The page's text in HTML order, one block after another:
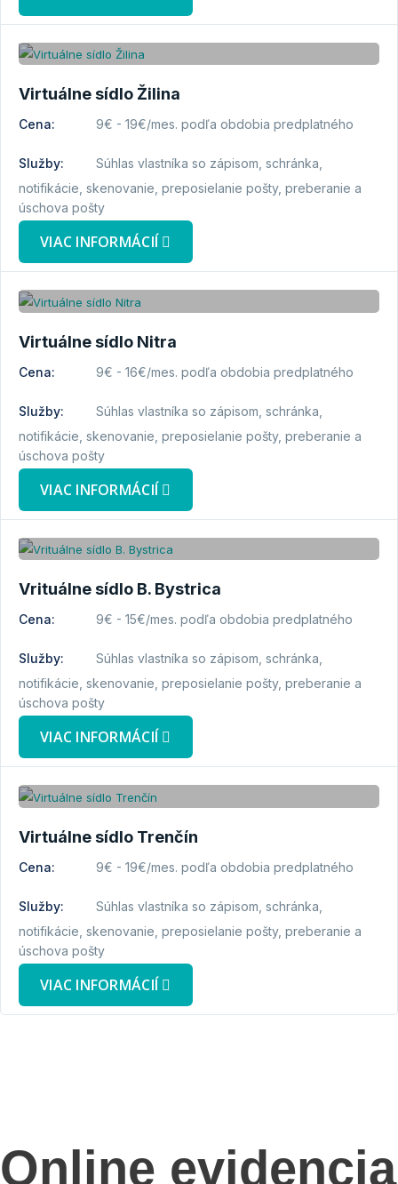
Virtuálne sídlo Žilina
Cena: 9€ - 19€/mes. podľa obdobia predplatného
Služby:
Súhlas vlastníka so zápisom, schránka,
notifikácie, skenovanie, preposielanie pošty, preberanie a
úschova pošty
VIAC INFORMÁCIÍ
Virtuálne sídlo Nitra
Cena: 9€ - 16€/mes. podľa obdobia predplatného
Služby:
Súhlas vlastníka so zápisom, schránka,
notifikácie, skenovanie, preposielanie pošty, preberanie a
úschova pošty
VIAC INFORMÁCIÍ
Vrituálne sídlo B. Bystrica
Cena: 9€ - 15€/mes. podľa obdobia predplatného
Služby:
Súhlas vlastníka so zápisom, schránka,
notifikácie, skenovanie, preposielanie pošty, preberanie a
úschova pošty
VIAC INFORMÁCIÍ
Virtuálne sídlo Trenčín
Cena: 9€ - 19€/mes. podľa obdobia predplatného
Služby:
Súhlas vlastníka so zápisom, schránka,
notifikácie, skenovanie, preposielanie pošty, preberanie a
úschova pošty
VIAC INFORMÁCIÍ
Online evidencia